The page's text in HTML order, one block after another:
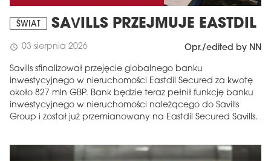
ŚWIAT SAVILLS PRZEJMUJE EASTDIL
schedule 03 sierpnia 2026 Opr./edited by NN
Savills sfinalizował przejęcie globalnego banku
inwestycyjnego w nieruchomości Eastdil Secured za kwotę
około 827 mln GBP. Bank będzie teraz pełnił funkcję banku
inwestycyjnego w nieruchomości należącego do Savills
Group i został już przemianowany na Eastdil Secured Savills.